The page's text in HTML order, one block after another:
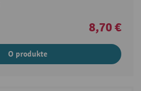
8,70 €
O produkte